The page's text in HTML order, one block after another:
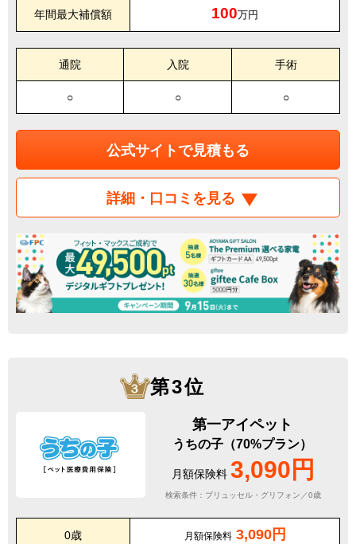
年間最大補償額 100万円
通院 入院 手術
○ ○ ○
公式サイトで見積もる
詳細・口コミを見る
第3位
第一アイペット
うちの子（70%プラン）
月額保険料 3,090円
検索条件：ブリュッセル・グリフォン／0歳
0歳 月額保険料 3,090円